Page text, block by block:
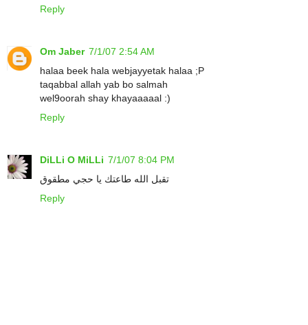
Reply
Om Jaber 7/1/07 2:54 AM
halaa beek hala webjayyetak halaa ;P
taqabbal allah yab bo salmah
wel9oorah shay khayaaaaal :)
Reply
DiLLi O MiLLi 7/1/07 8:04 PM
تقبل الله طاعتك يا حجي مطقوق
Reply